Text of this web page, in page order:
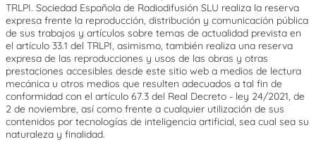
TRLPI. Sociedad Española de Radiodifusión SLU realiza la reserva
expresa frente la reproducción, distribución y comunicación pública
de sus trabajos y artículos sobre temas de actualidad prevista en
el artículo 33.1 del TRLPI, asimismo, también realiza una reserva
expresa de las reproducciones y usos de las obras y otras
prestaciones accesibles desde este sitio web a medios de lectura
mecánica u otros medios que resulten adecuados a tal fin de
conformidad con el artículo 67.3 del Real Decreto - ley 24/2021, de
2 de noviembre, así como frente a cualquier utilización de sus
contenidos por tecnologías de inteligencia artificial, sea cual sea su
naturaleza y finalidad.